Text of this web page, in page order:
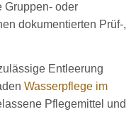
Gruppen- oder
dokumentierten Prüf-,
Entleerung
Wasserpflege im
Pflegemittel und